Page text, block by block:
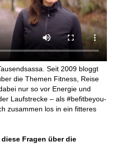
Seit 2009 bloggt
die Themen Fitness, Reise
nur so vor Energie und
Laufstrecke – als #befitbeyou-
zusammen los in ein fitteres
Fragen über die